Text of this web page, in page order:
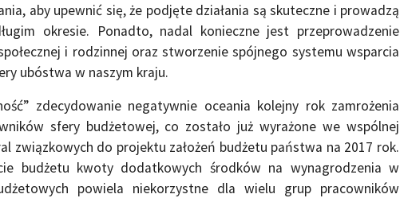
aby upewnić się, że podjęte działania są skuteczne i prowadzą
okresie. Ponadto, nadal konieczne jest przeprowadzenie
i rodzinnej oraz stworzenie spójnego systemu wsparcia
ubóstwa w naszym kraju.
zdecydowanie negatywnie oceania kolejny rok zamrożenia
sfery budżetowej, co zostało już wyrażone we wspólnej
związkowych do projektu założeń budżetu państwa na 2017 rok.
budżetu kwoty dodatkowych środków na wynagrodzenia w
powiela niekorzystne dla wielu grup pracowników